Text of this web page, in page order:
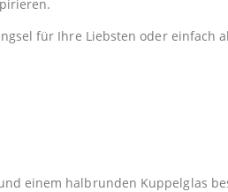
für Ihre Liebsten oder einfach
einem halbrunden Kuppelglas